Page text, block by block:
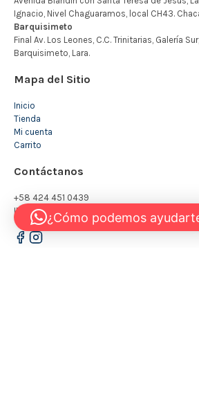
Mapa del Sitio
Inicio
Tienda
Mi cuenta
Carrito
Contáctanos
+58 424 451 0439
INFO@KIDSTORE.COM.VE
¿Cómo podemos